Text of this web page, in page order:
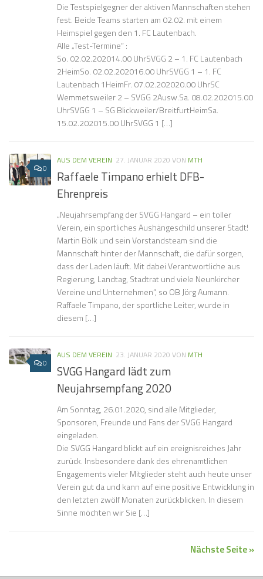
Die Testspielgegner der aktiven Mannschaften stehen
fest. Beide Teams starten am 02.02. mit einem
Heimspiel gegen den 1. FC Lautenbach.
Alle „Test-Termine“ :
So. 02.02.202014.00 UhrSVGG 2 – 1. FC Lautenbach
2HeimSo. 02.02.202016.00 UhrSVGG 1 – 1. FC
Lautenbach 1HeimFr. 07.02.202020.00 UhrSC
Wemmetsweiler 2 – SVGG 2Ausw.Sa. 08.02.202015.00
UhrSVGG 1 – SG Blickweiler/BreitfurtHeimSa.
15.02.202015.00 UhrSVGG 1 […]
0
AUS DEM VEREIN 27. JANUAR 2020 VON MTH
Raffaele Timpano erhielt DFB-
Ehrenpreis
„Neujahrsempfang der SVGG Hangard – ein toller
Verein, ein sportliches Aushängeschild unserer Stadt!
Martin Bölk und sein Vorstandsteam sind die
Mannschaft hinter der Mannschaft, die dafür sorgen,
dass der Laden läuft. Mit dabei Verantwortliche aus
Regierung, Landtag, Stadtrat und viele Neunkircher
Vereine und Unternehmen“, so OB Jörg Aumann.
Raffaele Timpano, der sportliche Leiter, wurde in
diesem […]
0
AUS DEM VEREIN 23. JANUAR 2020 VON MTH
SVGG Hangard lädt zum
Neujahrsempfang 2020
Am Sonntag, 26.01.2020, sind alle Mitglieder,
Sponsoren, Freunde und Fans der SVGG Hangard
eingeladen.
Die SVGG Hangard blickt auf ein ereignisreiches Jahr
zurück. Insbesondere dank des ehrenamtlichen
Engagements vieler Mitglieder steht auch heute unser
Verein gut da und kann auf eine positive Entwicklung in
den letzten zwölf Monaten zurückblicken. In diesem
Sinne möchten wir Sie […]
Nächste Seite »